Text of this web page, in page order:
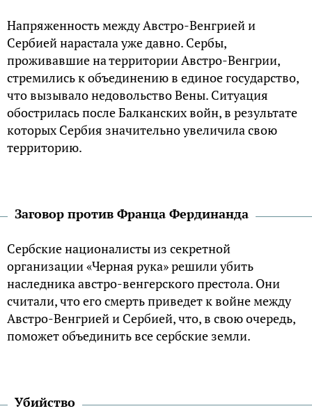
Напряженность между Австро-Венгрией и
Сербией нарастала уже давно. Сербы,
проживавшие на территории Австро-Венгрии,
стремились к объединению в единое государство,
что вызывало недовольство Вены. Ситуация
обострилась после Балканских войн, в результате
которых Сербия значительно увеличила свою
территорию.
Заговор против Франца Фердинанда
Сербские националисты из секретной
организации «Черная рука» решили убить
наследника австро-венгерского престола. Они
считали, что его смерть приведет к войне между
Австро-Венгрией и Сербией, что, в свою очередь,
поможет объединить все сербские земли.
Убийство